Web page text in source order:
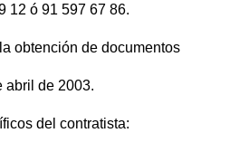
12 ó 91 597 67 86.
obtención de documentos
abril de 2003.
del contratista: